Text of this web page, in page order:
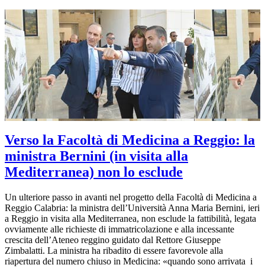
Verso la Facoltà di Medicina a Reggio: la
ministra Bernini (in visita alla
Mediterranea) non lo esclude
Un ulteriore passo in avanti nel progetto della Facoltà di Medicina a
Reggio Calabria: la ministra dell’Università Anna Maria Bernini, ieri
a Reggio in visita alla Mediterranea, non esclude la fattibilità, legata
ovviamente alle richieste di immatricolazione e alla incessante
crescita dell’Ateneo reggino guidato dal Rettore Giuseppe
Zimbalatti. La ministra ha ribadito di essere favorevole alla
riapertura del numero chiuso in Medicina: «quando sono arrivata i